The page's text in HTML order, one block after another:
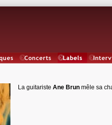
La guitariste Ane Brun mêle sa